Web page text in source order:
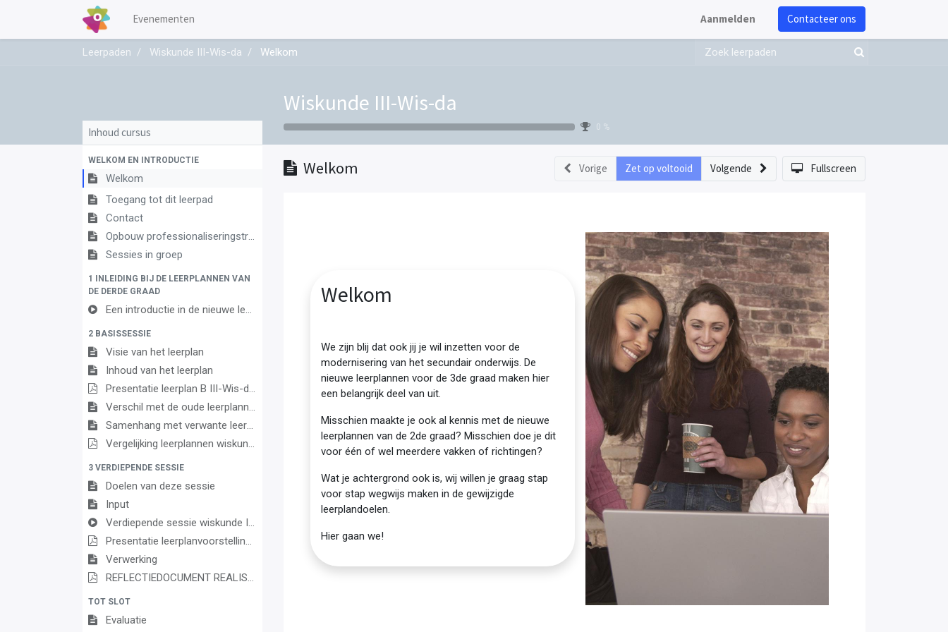
Evenementen Aanmelden Contacteer ons
Leerpaden Wiskunde III-Wis-da Welkom
Wiskunde III-Wis-da
0 %
Inhoud cursus
WELKOM EN INTRODUCTIE
Welkom
Toegang tot dit leerpad
Contact
Opbouw professionaliseringstraject
Sessies in groep
1 INLEIDING BIJ DE LEERPLANNEN VAN
DE DERDE GRAAD
Een introductie in de nieuwe leerplannen van de derde graad
2 BASISSESSIE
Visie van het leerplan
Inhoud van het leerplan
Presentatie leerplan B III-Wis-da
Verschil met de oude leerplannen
Samenhang met verwante leerplannen
Vergelijking leerplannen wiskunde 3de graad D/A
3 VERDIEPENDE SESSIE
Doelen van deze sessie
Input
Verdiepende sessie wiskunde III DA
Presentatie leerplanvoorstelling (verdiepende sessie)
Verwerking
REFLECTIEDOCUMENT REALISEREN VAN DE LEERPLANDOELEN WISKUNDE
TOT SLOT
Evaluatie
Welkom Vorige Zet op voltooid Volgende Fullscreen
Welkom
We zijn blij dat ook jij je wil inzetten voor de
modernisering van het secundair onderwijs. De
nieuwe leerplannen voor de 3de graad maken hier
een belangrijk deel van uit.
Misschien maakte je ook al kennis met de nieuwe
leerplannen van de 2de graad? Misschien doe je dit
voor één of wel meerdere vakken of richtingen?
Wat je achtergrond ook is, wij willen je graag stap
voor stap wegwijs maken in de gewijzigde
leerplandoelen.
Hier gaan we!